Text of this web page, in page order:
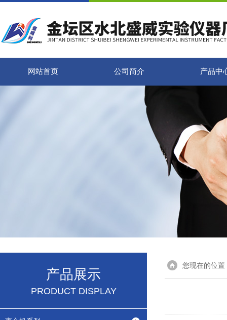
网站首页 公司简介 产品中
产品展示
PRODUCT DISPLAY
您现在的位置